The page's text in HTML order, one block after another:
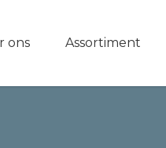
ons Assortiment